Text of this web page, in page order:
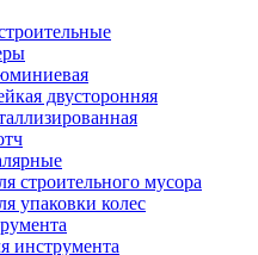
двусторонняя
строительного мусора
упаковки колес
инструмента